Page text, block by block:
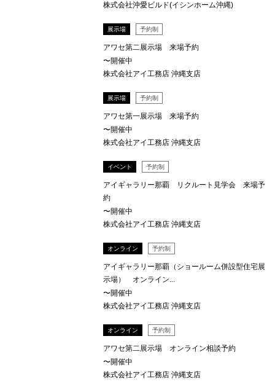
株式会社沖愛ビルド(イシンホーム沖縄)
展示場 予約制
アワセ第二展示場 来場予約
〜開催中
株式会社アイ工務店 沖縄支店
展示場 予約制
アワセ第一展示場 来場予約
〜開催中
株式会社アイ工務店 沖縄支店
イベント 予約制
アイギャラリー那覇 リクルート見学会 来場予
約
〜開催中
株式会社アイ工務店 沖縄支店
オンライン 予約制
アイギャラリー那覇（ショールーム併設型住宅展
示場） オンライン...
〜開催中
株式会社アイ工務店 沖縄支店
オンライン 予約制
アワセ第二展示場 オンライン相談予約
〜開催中
株式会社アイ工務店 沖縄支店